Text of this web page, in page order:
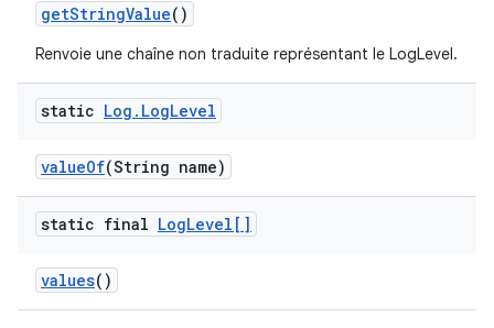
getStringValue()
Renvoie une chaîne non traduite représentant le LogLevel.
static Log . LogLevel
valueOf(String name)
static final LogLevel[]
values()